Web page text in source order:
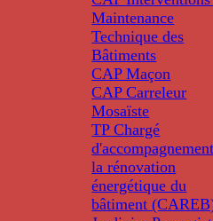
Maintenance
Technique des
Bâtiments
CAP Maçon
CAP Carreleur
Mosaïste
TP Chargé
la rénovation
énergétique du
bâtiment